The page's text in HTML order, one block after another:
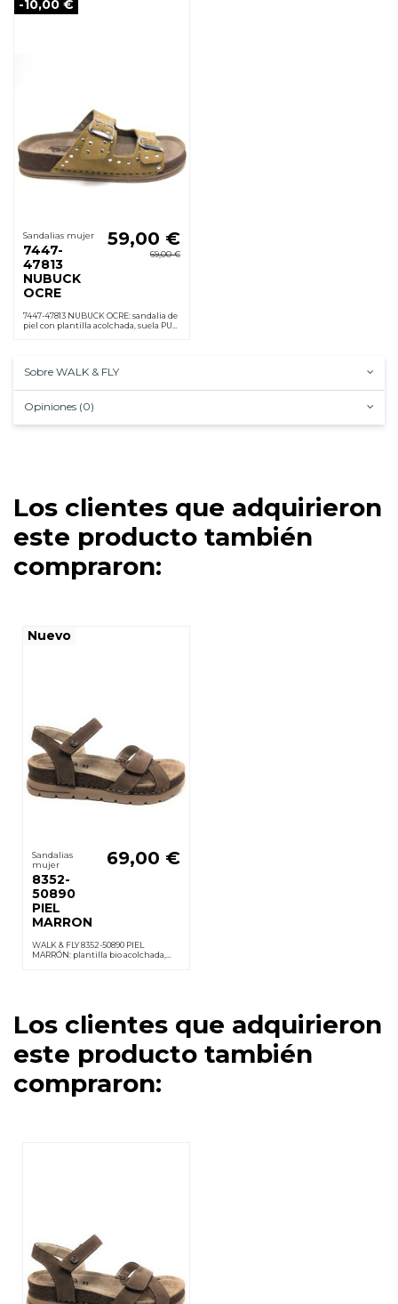
-10,00 €
Sandalias mujer
7447-
47813
NUBUCK
OCRE
59,00 €
69,00 €
7447-47813 NUBUCK OCRE: sandalia de
piel con plantilla acolchada, suela PU
Sobre WALK & FLY
Opiniones (0)
Los clientes que adquirieron
este producto también
compraron:
Nuevo
Sandalias
mujer
8352-
50890
PIEL
MARRON
69,00 €
WALK & FLY 8352-50890 PIEL
MARRÓN: plantilla bio acolchada,
Los clientes que adquirieron
este producto también
compraron: